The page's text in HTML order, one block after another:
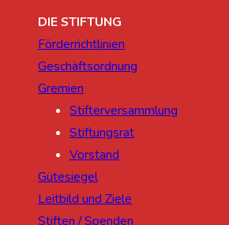
DIE STIFTUNG
Förderrichtlinien
Geschäftsordnung
Gremien
Stifterversammlung
Stiftungsrat
Vorstand
Gütesiegel
Leitbild und Ziele
Stiften / Spenden